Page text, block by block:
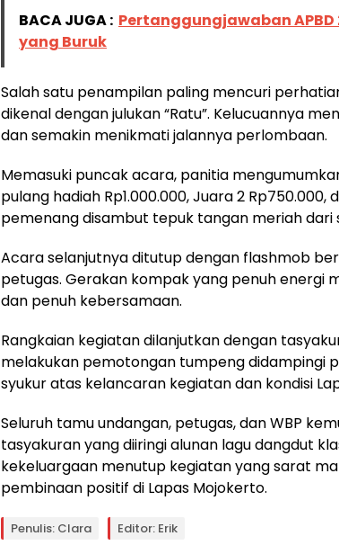
BACA JUGA : Pertanggungjawaban APBD
yang Buruk
Salah satu penampilan paling mencuri
dikenal dengan julukan “Ratu”. Kelucuannya
dan semakin menikmati jalannya perlombaan.
Memasuki puncak acara, panitia
pulang hadiah Rp1.000.000, Juara 2 Rp750.000,
pemenang disambut tepuk tangan meriah dari
Acara selanjutnya ditutup dengan flashmob
petugas. Gerakan kompak yang penuh energi
dan penuh kebersamaan.
Rangkaian kegiatan dilanjutkan dengan
melakukan pemotongan tumpeng didampingi
syukur atas kelancaran kegiatan dan kondisi
Seluruh tamu undangan, petugas, dan WBP
tasyakuran yang diiringi alunan lagu dangdut
kekeluargaan menutup kegiatan yang sarat
pembinaan positif di Lapas Mojokerto.
Penulis: Clara Editor: Erik